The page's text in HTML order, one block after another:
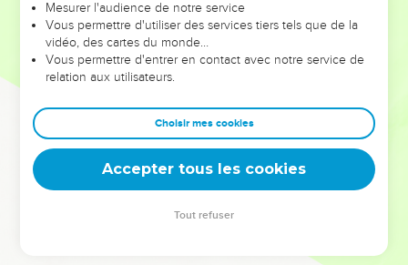
Je vais vous montrer à qui ressemble tout homme qui vient
à moi, entend mes paroles et les met en pratique :
il ressemble à un homme qui, pour construire une maison, a
rocher. Une inondation est venue, le torrent s'est jeté contre
cette maison sans pouvoir l'ébranler, parce qu'elle était fondée
sur le rocher.
Mais celui qui entend et ne met pas en pratique est
semblable à un homme qui a construit une maison sur la terre,
Mesurer l'audience de notre service
Vous permettre d'utiliser des services tiers tels que de la
vidéo, des cartes du monde…
Vous permettre d'entrer en contact avec notre service de
relation aux utilisateurs.
Choisir mes cookies
Accepter tous les cookies
Tout refuser